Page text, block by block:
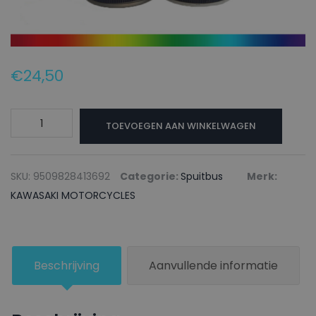
€24,50
KAWASAKI
+
Blanke
727
DARK
GREEN
TOEVOEGEN AAN WINKELWAGEN
SKU: 9509828413692 Categorie: Spuitbus
Merk:
KAWASAKI MOTORCYCLES
Beschrijving Aanvullende informatie